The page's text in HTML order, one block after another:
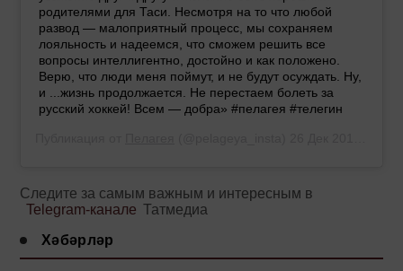
родителями для Таси. Несмотря на то что любой
развод — малоприятный процесс, мы сохраняем
лояльность и надеемся, что сможем решить все
вопросы интеллигентно, достойно и как положено.
Верю, что люди меня поймут, и не будут осуждать. Ну,
и ...жизнь продолжается. Не перестаем болеть за
русский хоккей! Всем — добра» #пелагея #телегин
Следите за самым важным и интересным в
Telegram-канале Татмедиа
Хәбәрләр